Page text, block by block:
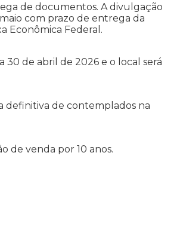
de documentos. A divulgação
com prazo de entrega da
Econômica Federal.
30 de abril de 2026 e o local será
definitiva de contemplados na
de venda por 10 anos.